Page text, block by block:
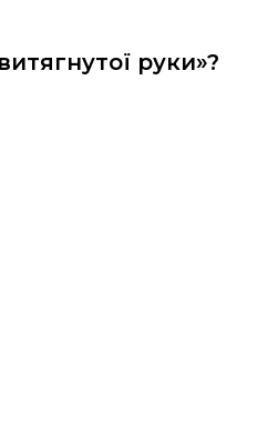
руки»?